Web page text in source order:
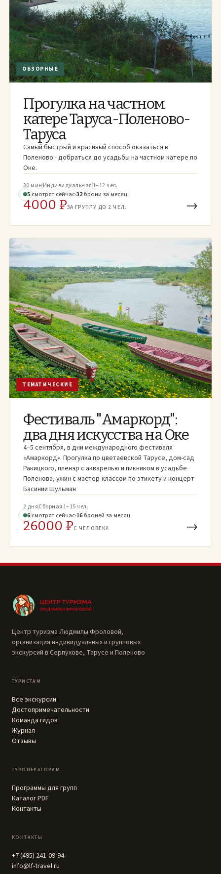
ОБЗОРНЫЕ
Прогулка на частном
катере Таруса-Поленово-
Таруса
Самый быстрый и красивый способ оказаться в
Поленово - добраться до усадьбы на частном катере по
Оке.
30 мин Индивидуальная 1–12 чел.
6смотрят сейчас32 брони за месяц
4000 ₽ЗА ГРУППУ ДО 2 ЧЕЛ. →
ТЕМАТИЧЕСКИЕ
Фестиваль "Амаркорд":
два дня искусства на Оке
4–5 сентября, в дни международного фестиваля
«Амаркорд». Прогулка по цветаевской Тарусе, дом-сад
Ракицкого, пленэр с акварелью и пикником в усадьбе
Поленова, ужин с мастер-классом по этикету и концерт
Басинии Шульман
2 дняСборная 1–15 чел.
5смотрят сейчас 16 броней за месяц
26000 ₽С ЧЕЛОВЕКА →
Центр туризма Людмилы Фроловой,
организация индивидуальных и групповых
экскурсий в Серпухове, Тарусе и Поленово
ТУРИСТАМ
Все экскурсии
Достопримечательности
Команда гидов
Журнал
Отзывы
ТУРОПЕРАТОРАМ
Программы для групп
Каталог PDF
Контакты
КОНТАКТЫ
+7 (495) 241-09-94
info@lf-travel.ru